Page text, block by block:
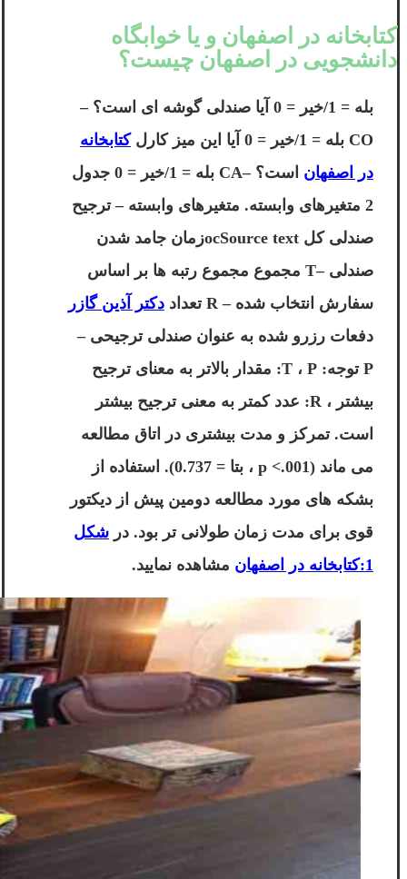
کتابخانه در اصفهان و یا خوابگاه
دانشجویی در اصفهان چیست؟
بله = 1/خیر = 0 آیا صندلی گوشه ای است؟ –
CO بله = 1/خیر = 0 آیا این میز کارل
کتابخانه
در اصفهان
است؟ –CA بله = 1/خیر = 0 جدول
2 متغیرهای وابسته. متغیرهای وابسته – ترجیح
صندلی کل ocSource textزمان جامد شدن
صندلی –T مجموع مجموع رتبه ها بر اساس
سفارش انتخاب شده – R تعداد
دکتر آذین گازر
دفعات رزرو شده به عنوان صندلی ترجیحی –
P توجه: T ، P: مقدار بالاتر به معنای ترجیح
بیشتر ، R: عدد کمتر به معنی ترجیح بیشتر
است. تمرکز و مدت بیشتری در اتاق مطالعه
می ماند (p <.001 ، بتا = 0.737). استفاده از
بشکه های مورد مطالعه دومین پیش از دیکتور
قوی برای مدت زمان طولانی تر بود. در شکل
1:کتابخانه در اصفهان
مشاهده نمایید.